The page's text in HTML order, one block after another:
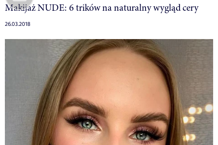
Makijaż NUDE: 6 trików na naturalny wygląd cery
26.03.2018